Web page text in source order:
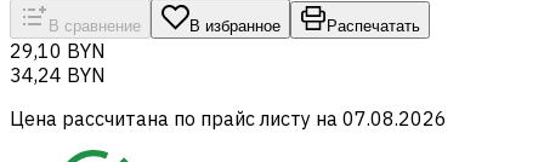
В сравнение В избранное Распечатать
29,10 BYN
34,24 BYN
Цена рассчитана по прайс листу на 07.08.2026